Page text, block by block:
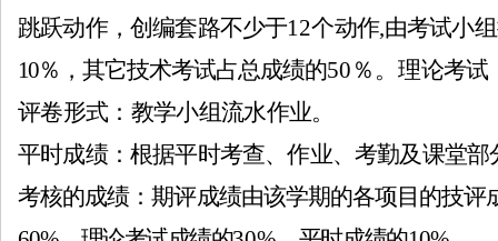
跳跃动作，创编套路不少于12个动作,由考试小
10％，其它技术考试占总成绩的50％。理论考试
评卷形式：教学小组流水作业。
平时成绩：根据平时考查、作业、考勤及课堂
考核的成绩：期评成绩由该学期的各项目的技评